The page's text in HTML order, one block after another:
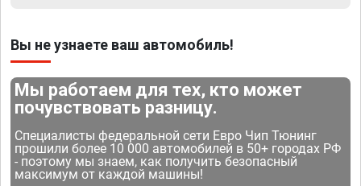
Вы не узнаете ваш автомобиль!
Мы работаем для тех, кто может
почувствовать разницу.
Специалисты федеральной сети Евро Чип Тюнинг
прошили более 10 000 автомобилей в 50+ городах РФ
- поэтому мы знаем, как получить безопасный
максимум от каждой машины!